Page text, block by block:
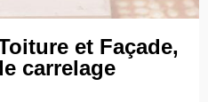
et Façade,
carrelage